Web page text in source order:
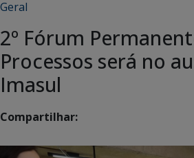
Geral
2º Fórum
Processos será no
Imasul
Compartilhar: